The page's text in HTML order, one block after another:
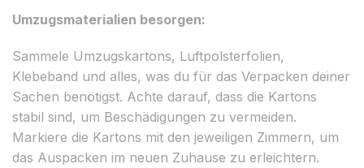
Umzugsmaterialien besorgen:
Sammele Umzugskartons, Luftpolsterfolien,
Klebeband und alles, was du für das Verpacken deiner
Sachen benötigst. Achte darauf, dass die Kartons
stabil sind, um Beschädigungen zu vermeiden.
Markiere die Kartons mit den jeweiligen Zimmern, um
das Auspacken im neuen Zuhause zu erleichtern.